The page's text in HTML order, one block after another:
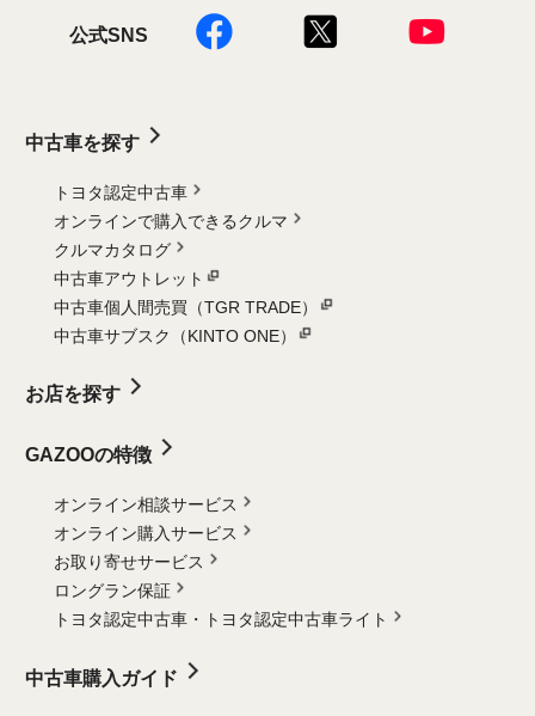
公式SNS
中古車を探す
トヨタ認定中古車
オンラインで購入できるクルマ
クルマカタログ
中古車アウトレット
中古車個人間売買（TGR TRADE）
中古車サブスク（KINTO ONE）
お店を探す
GAZOOの特徴
オンライン相談サービス
オンライン購入サービス
お取り寄せサービス
ロングラン保証
トヨタ認定中古車・
トヨタ認定中古車ライト
中古車購入ガイド